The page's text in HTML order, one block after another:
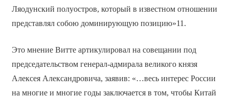
Ляодунский полуостров, который в известном отношении
представлял собою доминирующую позицию»11.
Это мнение Витте артикулировал на совещании под
председательством генерал-адмирала великого князя
Алексея Александровича, заявив: «…весь интерес России
на многие и многие годы заключается в том, чтобы Китай